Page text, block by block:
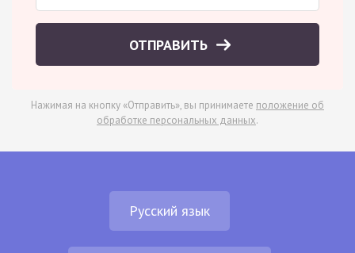
ОТПРАВИТЬ
Нажимая на кнопку «Отправить», вы принимаете положение об
обработке персональных данных.
Русский язык